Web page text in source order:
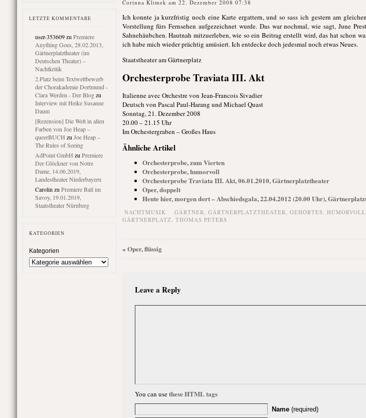
LETZTE KOMMENTARE
user-353609zu Premiere
Anything Goes, 28.02.2013,
Gärtnerplatztheater (im
Deutschen Theater) –
Nachtkritik
2.Platz beim Textwettbewerb
der Chorakademie Dortmund -
Clara Werden - Der Blogzu
Interview mit Heike Susanne
Daum
[Rezension] Die Welt in allen
Farben von Joe Heap –
queerBUCH zu Joe Heap –
The Rules of Seeing
AdPoint GmbH zu Premiere
Der Glöckner von Notre
Dame, 14.06.2019,
Landestheater Niederbayern
Carolin zu Premiere Ball im
Savoy, 19.01.2019,
Staatstheater Nürnberg
KATEGORIEN
Kategorien
Corinna Klimek am 22. Dezember 2008 07:38
Ich konnte ja kurzfristig noch eine Karte ergattern, und so sass ich gestern am
Vorstellung fürs Fernsehen aufgezeichnet wurde. Das war nochmal, wie sagt, June
Sahnehäubchen. Hautnah mitzuerleben, wie so ein Beitrag erstellt wird, das hat schon
ich habe mich wieder prächtig amüsiert. Ich entdecke doch jedesmal noch etwas Neues.
Staatstheater am Gärtnerplatz
Orchesterprobe Traviata III. Akt
Italienne avec Orchestre von Jean-Francois Sivadier
Deutsch von Pascal Paul-Harang und Michael Quast
Sonntag, 21. Dezember 2008
20.00 – 21.15 Uhr
Im Orchestergraben – Großes Haus
Ähnliche Artikel
Orchesterprobe, zum Vierten
Orchesterprobe, humorvoll
Orchesterprobe Traviata III. Akt, 06.01.2010, Gärtnerplatztheater
Oper, doppelt
Heute hier, morgen dort – Abschiedsgala, 22.04.2012 (20.00 Uhr),
NACHTMUSIK GÄRTNER, GÄRTNERPLATZTHEATER, GEHÖRTES,
GÄRTNERPLATZ, THOMAS PETERS
« Oper, flüssig
Leave a Reply
You can usethese HTML tags
Name (required)